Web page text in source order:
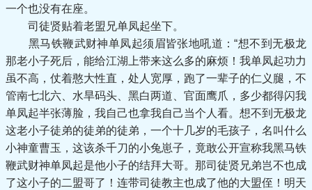
一个也没有在座。
司徒贤贴着老盟兄单凤起坐下。
黑马铁鞭武财神单凤起须眉皆张地吼道：“想不到无极龙
那老小子死后，能给江湖上带来这么多的麻烦！我单凤起功力
虽不高，仗着憨大性直，处人宽厚，跑了一辈子的仁义腿，不
管南七北六、水旱码头、黑白两道、官面鹰爪，多少都得闪我
单凤起半张薄脸，我自己也拿我自己当个人看。想不到无极龙
这老小子徒弟的徒弟的徒弟，一个十几岁的毛孩子，名叫什么
小神童曹玉，这该杀千刀的小兔崽子，竟敢公开宣称我黑马铁
鞭武财神单凤起是他小子的结拜大哥。那司徒贤兄弟岂不也成
了这小子的二盟哥了！连带司徒教主也成了他的大盟侄！明天